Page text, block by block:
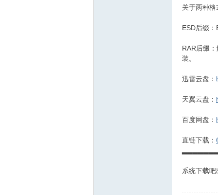
关于两种
ESD后缀
RAR后缀
装。
迅雷云盘：
天翼云盘：
百度网盘：
直链下载：
系统下载吧